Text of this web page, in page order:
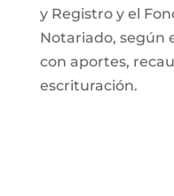
y Registro y el
Notariado, según
con aportes,
escrituración.